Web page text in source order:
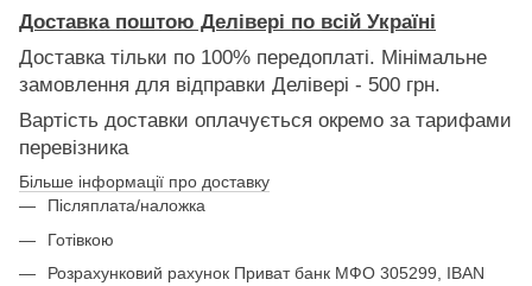
Доставка поштою Делівері по всій Україні
Доставка тільки по 100% передоплаті. Мінімальне
замовлення для відправки Делівері - 500 грн.
Вартість доставки оплачується окремо за тарифами
перевізника
Більше інформації про доставку
Післяплата/наложка
Готівкою
Розрахунковий рахунок Приват банк МФО 305299, IBAN